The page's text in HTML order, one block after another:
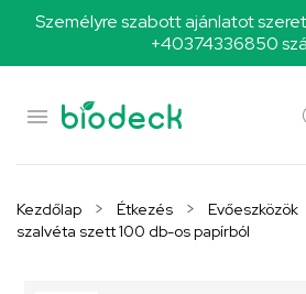
Személyre szabott ajánlatot
+40374336850

Kezdőlap Étkezés Evőeszközök
szalvéta szett 100 db-os papírból